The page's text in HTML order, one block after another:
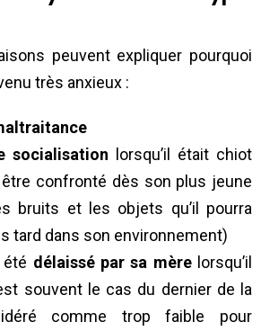
peuvent expliquer pourquoi
très anxieux :
socialisation lorsqu’il était chiot
confronté dès son plus jeune
bruits et les objets qu’il pourra
tard dans son environnement)
été délaissé par sa mèrelorsqu’il
souvent le cas du dernier de la
comme trop faible pour